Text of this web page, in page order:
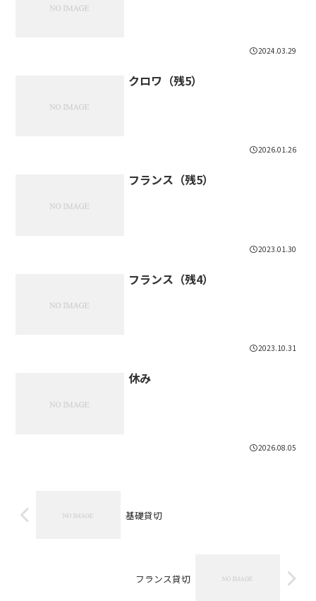
2024.03.29
クロワ（残5）
2026.01.26
フランス（残5）
2023.01.30
フランス（残4）
2023.10.31
休み
2026.08.05
基礎貸切
フランス貸切